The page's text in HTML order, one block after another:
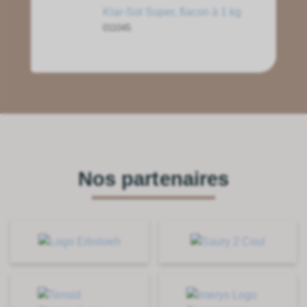
Klar-Sol Super, flacon à 1 kg
011045
Nos partenaires